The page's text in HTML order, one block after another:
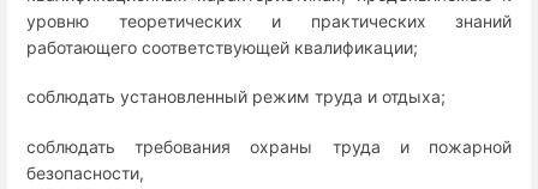
уровню теоретических и практических знаний
работающего соответствующей квалификации;
соблюдать установленный режим труда и отдыха;
соблюдать требования охраны труда и пожарной
безопасности,